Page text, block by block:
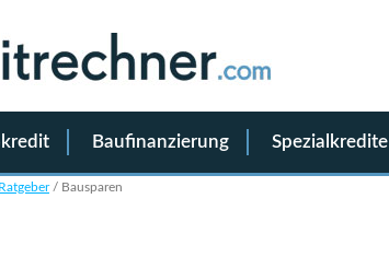
Baufinanzierung Spezialkredite
Ratgeber / Bausparen